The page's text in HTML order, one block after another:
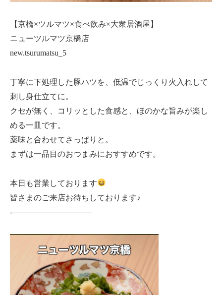
【京橋×ツルマツ×食べ飲み×大衆居酒屋】
ニューツルマツ京橋店
new.tsurumatsu_5
丁寧に下処理した豚ハツを、低温でじっくり火入れして
刺し身仕立てに。
クセが無く、コリッとした食感と、ほのかな旨みが楽し
める一皿です。
薬味と合わせてさっぱりと。
まずは一品目のおつまみにおすすめです。
本日も営業しております
皆さまのご来店お待ちしております♪
-——————————